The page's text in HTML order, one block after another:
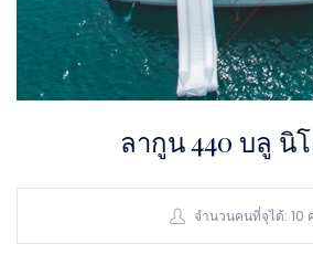
ลากูน 440 บลู นิ
จำนวนคนที่จุได้: 10